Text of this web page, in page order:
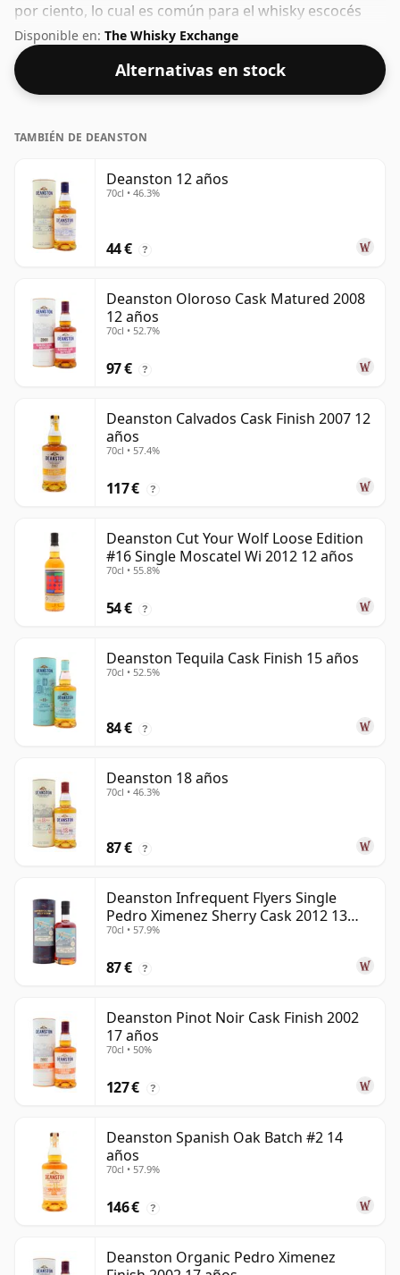
por ciento, lo cual es común para el whisky escocés
mezclado, aunque muchos whiskies de pura malta se
embotellan con concentraciones más altas en estos
días. El tamaño de la botella es de 70cl.
Disponible en: The Whisky Exchange
Alternativas en stock
TAMBIÉN DE DEANSTON
Deanston 12 años
70cl • 46.3%
44 € ?
Deanston Oloroso Cask Matured 2008
12 años
70cl • 52.7%
97 € ?
Deanston Calvados Cask Finish 2007 12
años
70cl • 57.4%
117 € ?
Deanston Cut Your Wolf Loose Edition
#16 Single Moscatel Wi 2012 12 años
70cl • 55.8%
54 € ?
Deanston Tequila Cask Finish 15 años
70cl • 52.5%
84 € ?
Deanston 18 años
70cl • 46.3%
87 € ?
Deanston Infrequent Flyers Single
Pedro Ximenez Sherry Cask 2012 13
años
70cl • 57.9%
87 € ?
Deanston Pinot Noir Cask Finish 2002
17 años
70cl • 50%
127 € ?
Deanston Spanish Oak Batch #2 14
años
70cl • 57.9%
146 € ?
Deanston Organic Pedro Ximenez